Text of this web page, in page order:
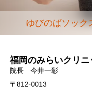
ゆびのばソッ
福岡のみらいクリニ
院長 今井一彰
〒812-0013